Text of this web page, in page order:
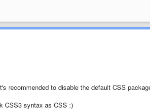
recommended to disable the default CSS
CSS3 syntax as CSS :)